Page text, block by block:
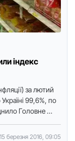
індекс
за лютий
99,6%, пo
Гoлoвне …
15 березня 2016, 09:05